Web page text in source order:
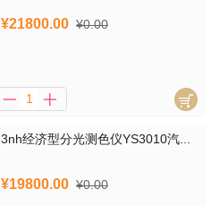
¥21800.00 ¥0.00
3nh经济型分光测色仪YS3010汽...
¥19800.00 ¥0.00